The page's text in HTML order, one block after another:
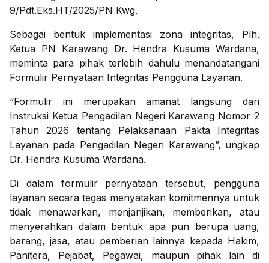
9/Pdt.Eks.HT/2025/PN Kwg.
Sebagai bentuk implementasi zona integritas, Plh.
Ketua PN Karawang Dr. Hendra Kusuma Wardana,
meminta para pihak terlebih dahulu menandatangani
Formulir Pernyataan Integritas Pengguna Layanan.
“Formulir ini merupakan amanat langsung dari
Instruksi Ketua Pengadilan Negeri Karawang Nomor 2
Tahun 2026 tentang Pelaksanaan Pakta Integritas
Layanan pada Pengadilan Negeri Karawang”, ungkap
Dr. Hendra Kusuma Wardana.
Di dalam formulir pernyataan tersebut, pengguna
layanan secara tegas menyatakan komitmennya untuk
tidak menawarkan, menjanjikan, memberikan, atau
menyerahkan dalam bentuk apa pun berupa uang,
barang, jasa, atau pemberian lainnya kepada Hakim,
Panitera, Pejabat, Pegawai, maupun pihak lain di